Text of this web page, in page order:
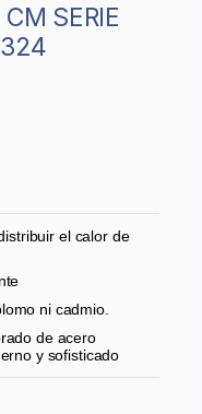
SERIE
el calor de
ni cadmio.
de acero
y sofisticado